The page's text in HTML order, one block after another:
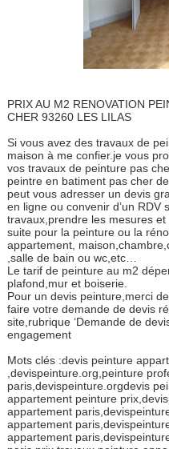
PRIX AU M2 RENOVATION
CHER 93260 LES LILAS
Si vous avez des travaux de
maison à me confier.je vous
vos travaux de peinture pas
peintre en batiment pas cher
peut vous adresser un devis
en ligne ou convenir d’un
travaux,prendre les mesures
suite pour la peinture ou la
appartement,
,salle de bain ou wc,etc…
Le tarif de peinture au m2
plafond,mur et boiserie.
Pour un devis peinture,merci
faire votre demande de devis
site,rubrique ‘Demande de
engagement
Mots clés :devis peinture
,devispeinture.org,peinture
paris,devispeinture.orgdevis
appartement peinture
appartement
appartement
appartement